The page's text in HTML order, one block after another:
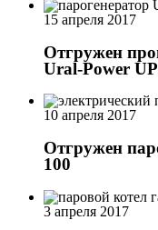
15 апреля 2017
Отгружен
Ural-Power
10 апреля 2017
Отгружен
100
3 апреля 2017